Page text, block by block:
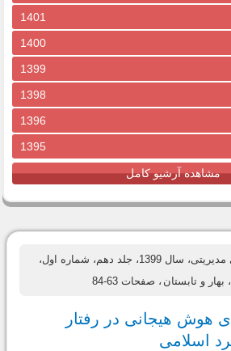
1401
1400
1399
1398
1396
1395
مشاهده آرشیو کامل
اسلام و پژوهش های مدیریتی، سال 1399، جلد دهم، شماره اول،
، صفحات 63-84
هوش هیجانی در رفتار
اسلامی